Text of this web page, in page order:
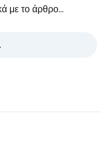
με το άρθρο...